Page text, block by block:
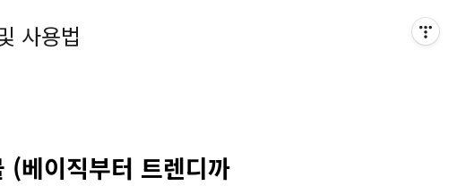
사용법
(베이직부터 트렌디까